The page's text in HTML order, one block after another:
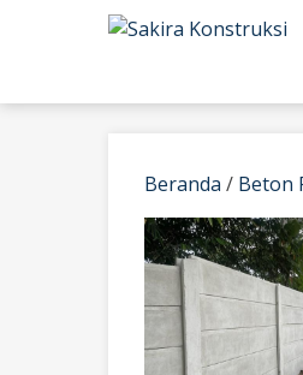
Beranda / Beton